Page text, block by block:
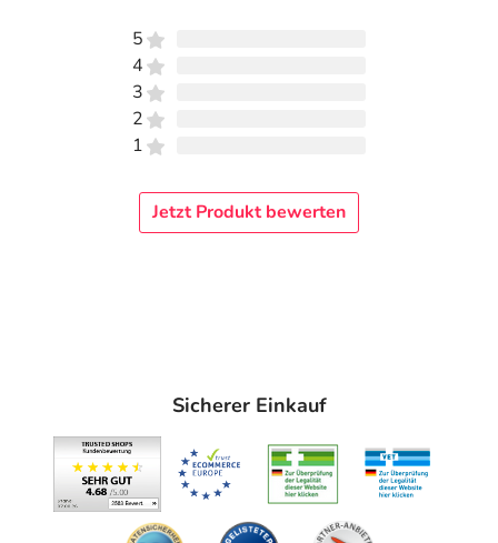
5
4
3
2
1
Jetzt Produkt bewerten
Sicherer Einkauf